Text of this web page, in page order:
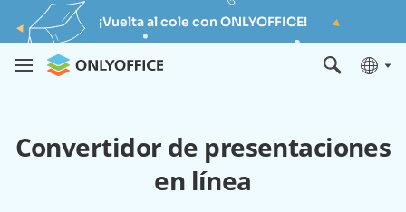
¡Vuelta al cole con ONLYOFFICE!
Convertidor de presentaciones
en línea